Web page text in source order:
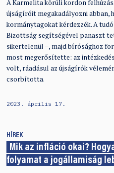
A Karmelita körüli kordon
újságíróit megakadályozni abban,
kormánytagokat kérdezzék. A
Bizottság segítségével panaszt
sikertelenül –, majd bírósághoz
most megerősítette: az
volt, ráadásul az újságírók
csorbította.
2023. április 17.
HÍREK
Mik az infláció okai?
folyamat a jogállamiság